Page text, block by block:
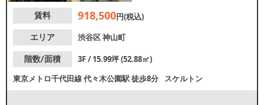
リアで出店をお考えの方、まず
賃料 918,500円(税込)
エリア
渋谷区神山町
階数/面積
3F / 15.99坪 (52.88㎡)
東京メトロ千代田線代々木公園駅徒歩8分 スケルトン